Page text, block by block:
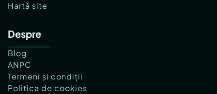
Hartă site
Despre
Blog
ANPC
Termeni și condiții
Politica de cookies